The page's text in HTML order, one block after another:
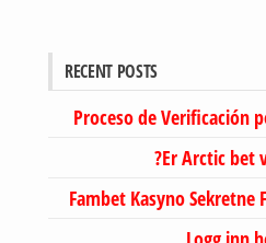
RECENT POSTS
Proceso de Verificación
Er Arctic
Fambet Kasyno